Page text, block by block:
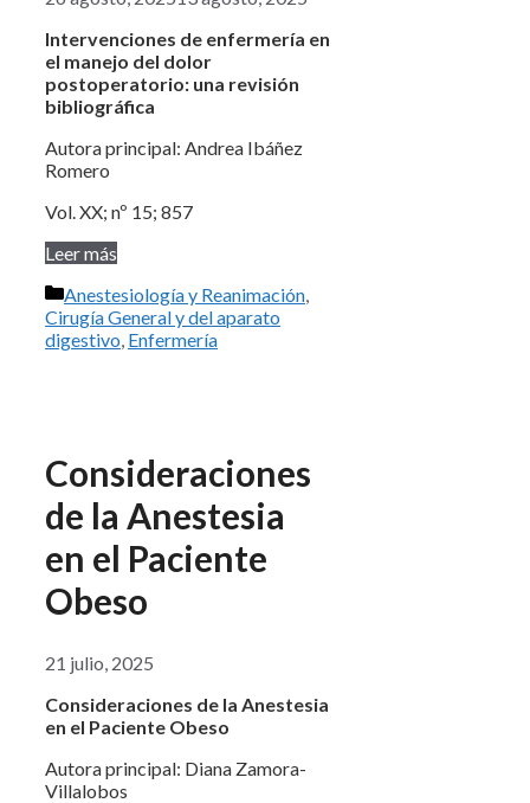
Intervenciones de enfermería en
el manejo del dolor
postoperatorio: una revisión
bibliográfica
Autora principal: Andrea Ibáñez
Romero
Vol. XX; nº 15; 857
Leer más
Categorías
Anestesiología y Reanimación,
Cirugía General y del aparato
digestivo, Enfermería
Consideraciones
de la Anestesia
en el Paciente
Obeso
21 julio, 2025
Consideraciones de la Anestesia
en el Paciente Obeso
Autora principal: Diana Zamora-
Villalobos